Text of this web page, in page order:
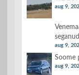
aug 9,
aug 9,
Soome
aug 9,